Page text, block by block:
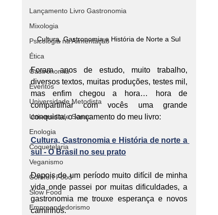
Lançamento Livro Gastronomia
Mixologia
Psicologia na Alimentação
Ética
Gastronomia
Eventos
Universidade Metodista
Universidade Senac
Enologia
Coquetelaria
Veganismo
Comfort Food
Slow Food
Empreendedorismo
Cultura, Gastronomia e História de Norte a Sul
Foram anos de estudo, muito trabalho,
diversos textos, muitas produções, testes mil,
mas enfim chegou a hora… hora de
compartilhar com vocês uma grande
conquista, o lançamento do meu livro:
Cultura, Gastronomia e História de norte a
sul - O Brasil no seu prato
Depois de um período muito difícil de minha
vida onde passei por muitas dificuldades, a
gastronomia me trouxe esperança e novos
caminhos.